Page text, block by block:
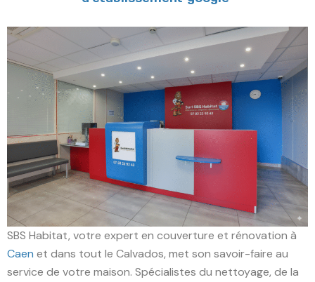
SBS Habitat, votre expert en couverture et rénovation à
Caen et dans tout le Calvados, met son savoir-faire au
service de votre maison. Spécialistes du nettoyage, de la